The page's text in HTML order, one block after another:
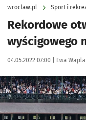
wroclaw.pl Sport i
Rekordowe
wyścigowego
Data publikacji:
04.05.2022 07:00 | Autor:
Ewa
Kliknij, aby zobaczyć